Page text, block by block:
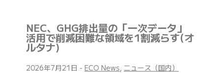
NEC、GHG排出量の「一次データ」
活用で削減困難な領域を1割減らす(オ
ルタナ)
2026年7月21日 - ECO News, ニュース（国内）